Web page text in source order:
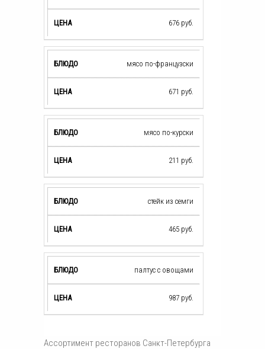
676 руб.
мясо по-французски
671 руб.
мясо по-курски
211 руб.
стейк из семги
465 руб.
палтус с овощами
987 руб.
Ассортимент ресторанов Санкт-Петербурга